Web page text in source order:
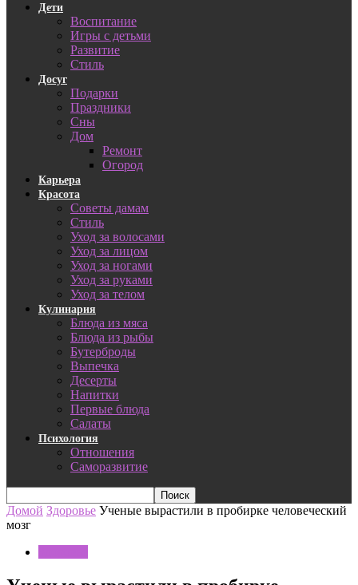
Дети
Воспитание
Игры с детьми
Развитие
Стиль
Досуг
Подарки
Праздники
Сны
Дом
Ремонт
Огород
Карьера
Красота
Советы дамам
Стиль
Уход за волосами
Уход за лицом
Уход за ногами
Уход за руками
Уход за телом
Кулинария
Блюда из мяса
Блюда из рыбы
Бутерброды
Выпечка
Десерты
Напитки
Первые блюда
Салаты
Психология
Отношения
Саморазвитие
Домой Здоровье Ученые вырастили в пробирке человеческий
мозг